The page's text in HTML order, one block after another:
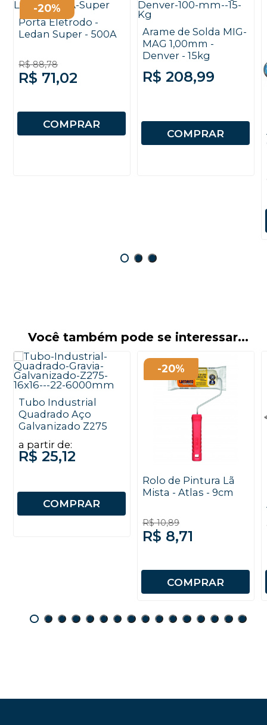
Porta Eletrodo -
Ledan Super - 500A
R$ 88,78
R$ 71,02
COMPRAR
-20%
Arame de Solda MIG-
MAG 1,00mm -
Denver - 15kg
R$ 208,99
COMPRAR
Você também pode se interessar...
Tubo Industrial
Quadrado Aço
Galvanizado Z275
a partir de:
R$ 25,12
COMPRAR
Rolo de Pintura Lã
Mista - Atlas - 9cm
R$ 10,89
R$ 8,71
COMPRAR
-20%